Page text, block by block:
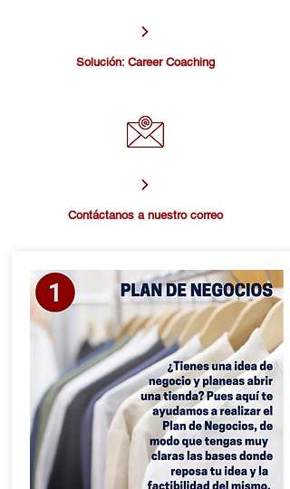
Solución: Career Coaching
Contáctanos a nuestro correo